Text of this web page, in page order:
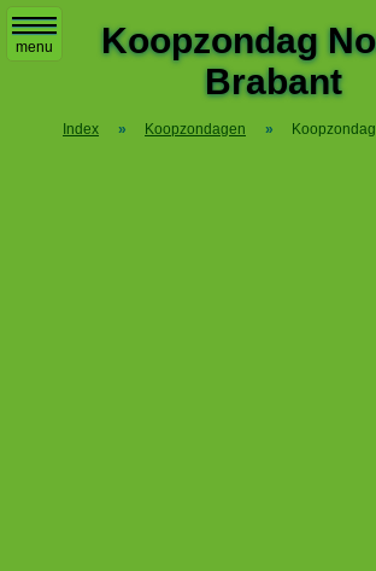
menu
Koopzondag
Brabant
Index » Koopzondagen »